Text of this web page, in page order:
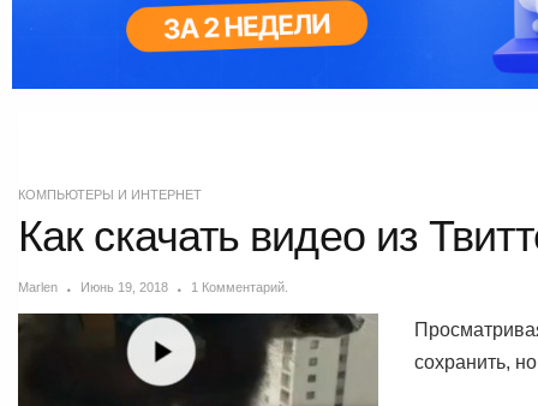
КОМПЬЮТЕРЫ И ИНТЕРНЕТ
Как скачать видео из
Marlen Июнь 19, 2018 1 Комментарий.
сохранить,